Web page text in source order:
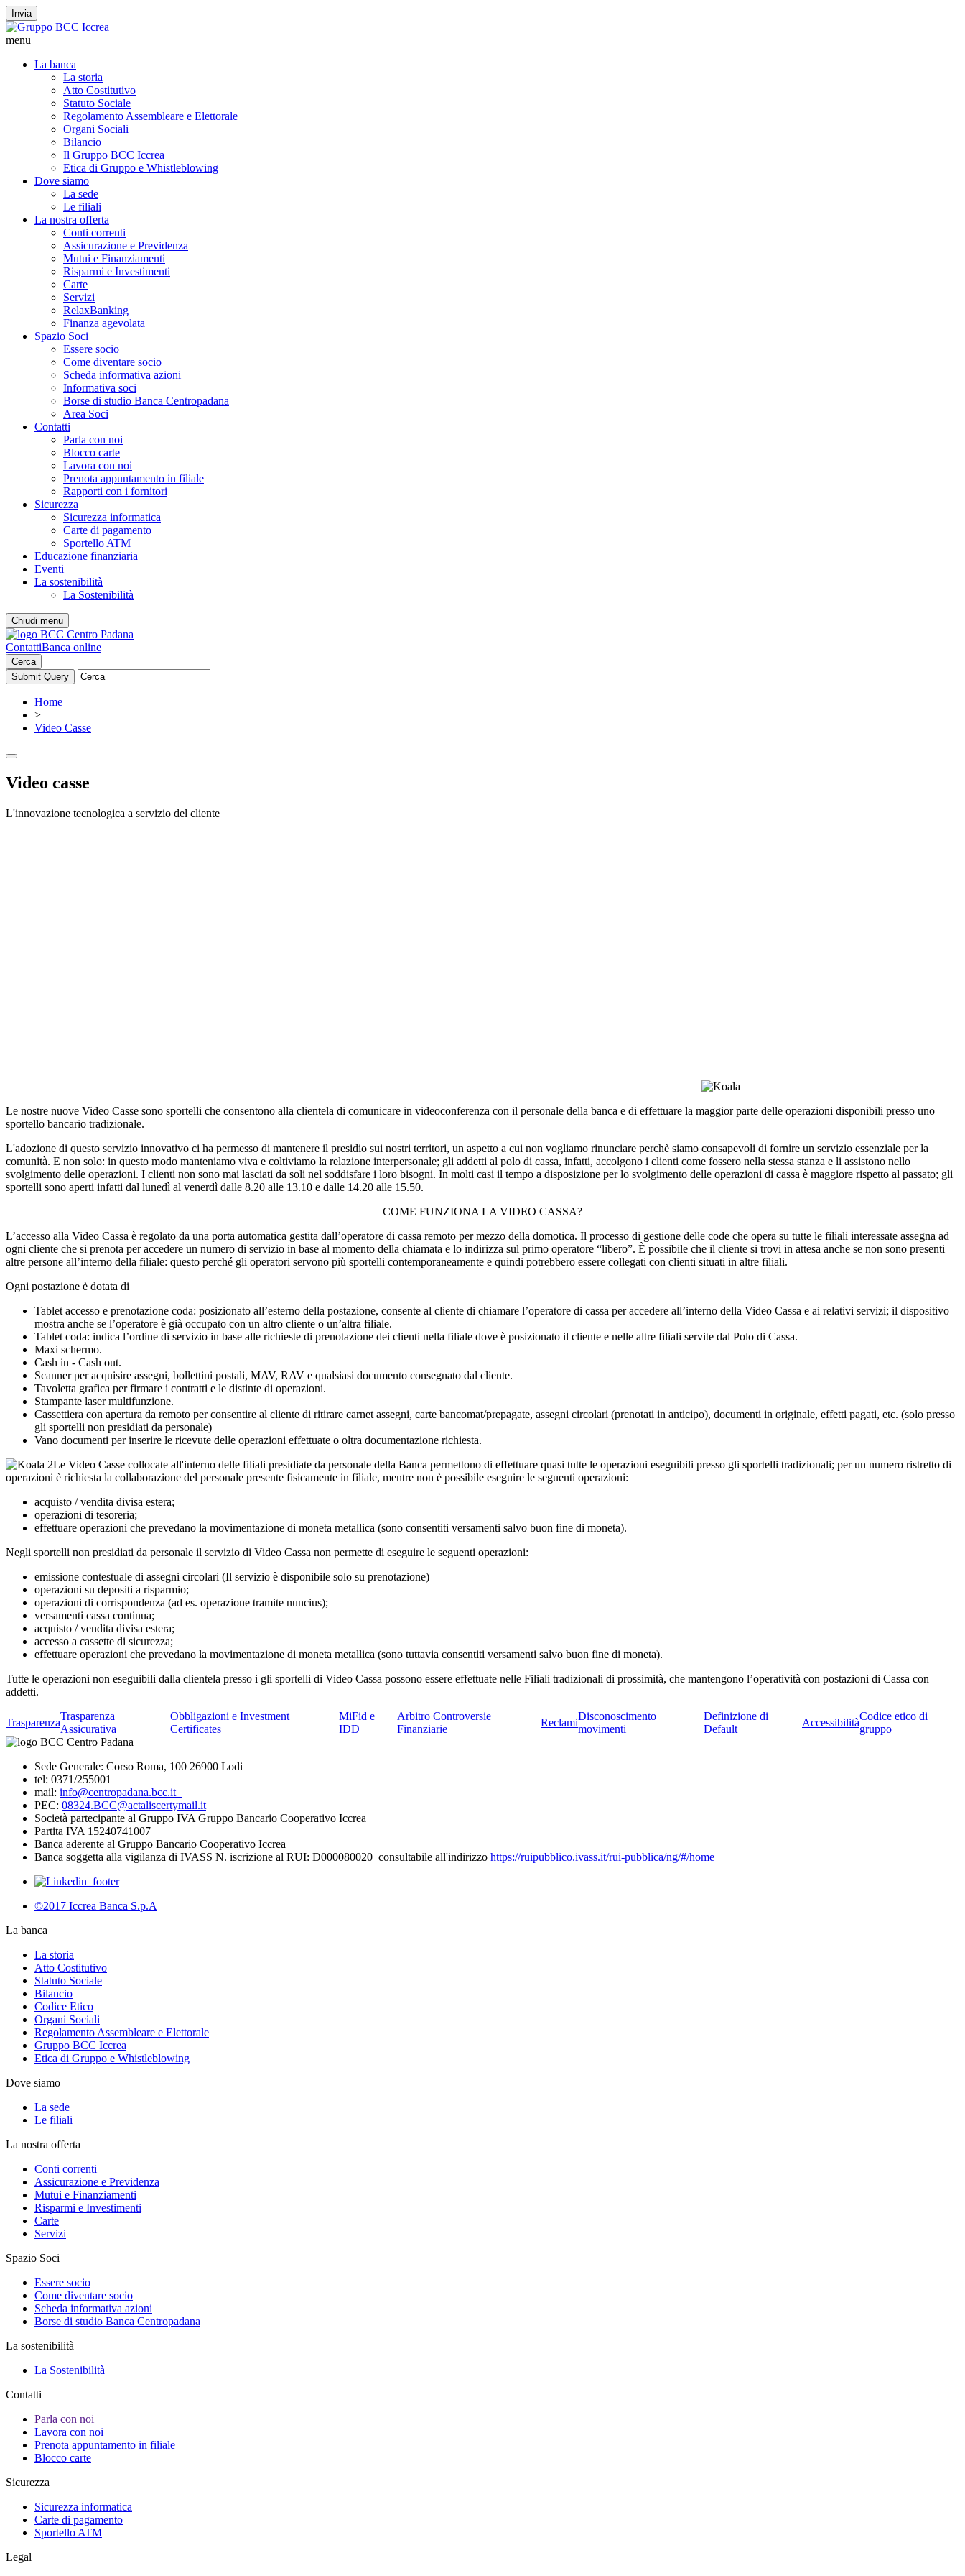
Invia
menu
La banca
La storia
Atto Costitutivo
Statuto Sociale
Regolamento Assembleare e Elettorale
Organi Sociali
Bilancio
Il Gruppo BCC Iccrea
Etica di Gruppo e Whistleblowing
Dove siamo
La sede
Le filiali
La nostra offerta
Conti correnti
Assicurazione e Previdenza
Mutui e Finanziamenti
Risparmi e Investimenti
Carte
Servizi
RelaxBanking
Finanza agevolata
Spazio Soci
Essere socio
Come diventare socio
Scheda informativa azioni
Informativa soci
Borse di studio Banca Centropadana
Area Soci
Contatti
Parla con noi
Blocco carte
Lavora con noi
Prenota appuntamento in filiale
Rapporti con i fornitori
Sicurezza
Sicurezza informatica
Carte di pagamento
Sportello ATM
Educazione finanziaria
Eventi
La sostenibilità
La Sostenibilità
Chiudi menu
ContattiBanca online
Cerca
Home
>
Video Casse
Video casse
L'innovazione tecnologica a servizio del cliente
Le nostre nuove Video Casse sono sportelli che consentono alla clientela di comunicare in videoconferenza con il personale della banca e di effettuare la maggior parte delle operazioni disponibili presso uno
sportello bancario tradizionale.
L'adozione di questo servizio innovativo ci ha permesso di mantenere il presidio sui nostri territori, un aspetto a cui non vogliamo rinunciare perchè siamo consapevoli di fornire un servizio essenziale per la
comunità. E non solo: in questo modo manteniamo viva e coltiviamo la relazione interpersonale; gli addetti al polo di cassa, infatti, accolgono i clienti come fossero nella stessa stanza e li assistono nello
svolgimento delle operazioni. I clienti non sono mai lasciati da soli nel soddisfare i loro bisogni. In molti casi il tempo a disposizione per lo svolgimento delle operazioni di cassa è maggiore rispetto al passato; gli
sportelli sono aperti infatti dal lunedì al venerdì dalle 8.20 alle 13.10 e dalle 14.20 alle 15.50.
COME FUNZIONA LA VIDEO CASSA?
L’accesso alla Video Cassa è regolato da una porta automatica gestita dall’operatore di cassa remoto per mezzo della domotica. Il processo di gestione delle code che opera su tutte le filiali interessate assegna ad
ogni cliente che si prenota per accedere un numero di servizio in base al momento della chiamata e lo indirizza sul primo operatore “libero”. È possibile che il cliente si trovi in attesa anche se non sono presenti
altre persone all’interno della filiale: questo perché gli operatori servono più sportelli contemporaneamente e quindi potrebbero essere collegati con clienti situati in altre filiali.
Ogni postazione è dotata di
Tablet accesso e prenotazione coda: posizionato all’esterno della postazione, consente al cliente di chiamare l’operatore di cassa per accedere all’interno della Video Cassa e ai relativi servizi; il dispositivo
mostra anche se l’operatore è già occupato con un altro cliente o un’altra filiale.
Tablet coda: indica l’ordine di servizio in base alle richieste di prenotazione dei clienti nella filiale dove è posizionato il cliente e nelle altre filiali servite dal Polo di Cassa.
Maxi schermo.
Cash in - Cash out.
Scanner per acquisire assegni, bollettini postali, MAV, RAV e qualsiasi documento consegnato dal cliente.
Tavoletta grafica per firmare i contratti e le distinte di operazioni.
Stampante laser multifunzione.
Cassettiera con apertura da remoto per consentire al cliente di ritirare carnet assegni, carte bancomat/prepagate, assegni circolari (prenotati in anticipo), documenti in originale, effetti pagati, etc. (solo presso
gli sportelli non presidiati da personale)
Vano documenti per inserire le ricevute delle operazioni effettuate o oltra documentazione richiesta.
Le Video Casse collocate all'interno delle filiali presidiate da personale della Banca permettono di effettuare quasi tutte le operazioni eseguibili presso gli sportelli tradizionali; per un numero ristretto di
operazioni è richiesta la collaborazione del personale presente fisicamente in filiale, mentre non è possibile eseguire le seguenti operazioni:
acquisto / vendita divisa estera;
operazioni di tesoreria;
effettuare operazioni che prevedano la movimentazione di moneta metallica (sono consentiti versamenti salvo buon fine di moneta).
Negli sportelli non presidiati da personale il servizio di Video Cassa non permette di eseguire le seguenti operazioni:
emissione contestuale di assegni circolari (Il servizio è disponibile solo su prenotazione)
operazioni su depositi a risparmio;
operazioni di corrispondenza (ad es. operazione tramite nuncius);
versamenti cassa continua;
acquisto / vendita divisa estera;
accesso a cassette di sicurezza;
effettuare operazioni che prevedano la movimentazione di moneta metallica (sono tuttavia consentiti versamenti salvo buon fine di moneta).
Tutte le operazioni non eseguibili dalla clientela presso i gli sportelli di Video Cassa possono essere effettuate nelle Filiali tradizionali di prossimità, che mantengono l’operatività con postazioni di Cassa con
addetti.
Trasparenza
Trasparenza
Assicurativa
Obbligazioni e Investment
Certificates
MiFid e
IDD
Arbitro Controversie
Finanziarie
Reclami
Disconoscimento
movimenti
Definizione di
Default
Accessibilità
Codice etico di
gruppo
Sede Generale: Corso Roma, 100 26900 Lodi
tel: 0371/255001
mail: info@centropadana.bcc.it
PEC: 08324.BCC@actaliscertymail.it
Società partecipante al Gruppo IVA Gruppo Bancario Cooperativo Iccrea
Partita IVA 15240741007
Banca aderente al Gruppo Bancario Cooperativo Iccrea
Banca soggetta alla vigilanza di IVASS N. iscrizione al RUI: D000080020 consultabile all'indirizzo https://ruipubblico.ivass.it/rui-pubblica/ng/#/home
©2017 Iccrea Banca S.p.A
La banca
La storia
Atto Costitutivo
Statuto Sociale
Bilancio
Codice Etico
Organi Sociali
Regolamento Assembleare e Elettorale
Gruppo BCC Iccrea
Etica di Gruppo e Whistleblowing
Dove siamo
La sede
Le filiali
La nostra offerta
Conti correnti
Assicurazione e Previdenza
Mutui e Finanziamenti
Risparmi e Investimenti
Carte
Servizi
Spazio Soci
Essere socio
Come diventare socio
Scheda informativa azioni
Borse di studio Banca Centropadana
La sostenibilità
La Sostenibilità
Contatti
Parla con noi
Lavora con noi
Prenota appuntamento in filiale
Blocco carte
Sicurezza
Sicurezza informatica
Carte di pagamento
Sportello ATM
Legal